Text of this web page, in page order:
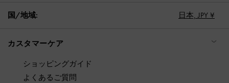
国/地域: 日本, JPY ¥
カスタマーケア
ショッピングガイド
よくあるご質問